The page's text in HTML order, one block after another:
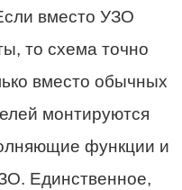
вместо УЗО
то схема точно
вместо обычных
монтируются
функции и
Единственное,